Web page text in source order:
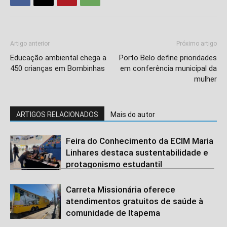
Artigo anterior
Educação ambiental chega a
450 crianças em Bombinhas
Próximo artigo
Porto Belo define prioridades
em conferência municipal da
mulher
ARTIGOS RELACIONADOS Mais do autor
Feira do Conhecimento da ECIM Maria
Linhares destaca sustentabilidade e
protagonismo estudantil
Carreta Missionária oferece
atendimentos gratuitos de saúde à
comunidade de Itapema